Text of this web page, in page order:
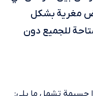
مغرية بشكل
للجميع دون